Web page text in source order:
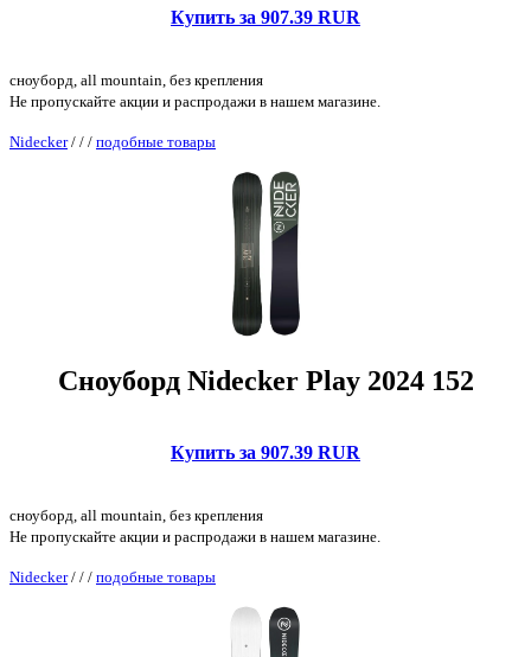
Купить за 907.39 RUR
сноуборд, all mountain, без крепления
Не пропускайте акции и распродажи в нашем магазине.
Nidecker/ / / подобные товары
Сноуборд Nidecker Play 2024 152
Купить за 907.39 RUR
сноуборд, all mountain, без крепления
Не пропускайте акции и распродажи в нашем магазине.
Nidecker/ / / подобные товары